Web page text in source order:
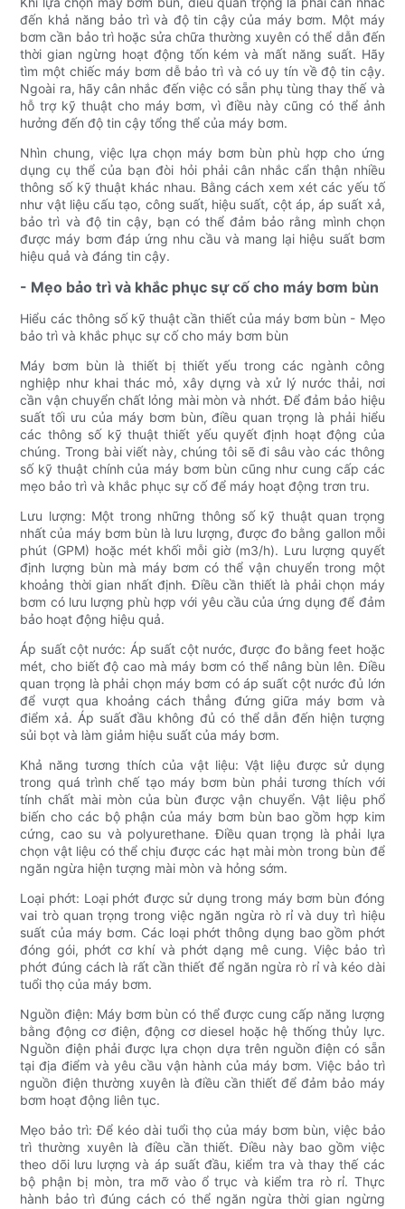
đến khả năng bảo trì và độ tin cậy của máy bơm. Một máy
bơm cần bảo trì hoặc sửa chữa thường xuyên có thể dẫn đến
thời gian ngừng hoạt động tốn kém và mất năng suất. Hãy
tìm một chiếc máy bơm dễ bảo trì và có uy tín về độ tin cậy.
Ngoài ra, hãy cân nhắc đến việc có sẵn phụ tùng thay thế và
hỗ trợ kỹ thuật cho máy bơm, vì điều này cũng có thể ảnh
hưởng đến độ tin cậy tổng thể của máy bơm.
Nhìn chung, việc lựa chọn máy bơm bùn phù hợp cho ứng
dụng cụ thể của bạn đòi hỏi phải cân nhắc cẩn thận nhiều
thông số kỹ thuật khác nhau. Bằng cách xem xét các yếu tố
như vật liệu cấu tạo, công suất, hiệu suất, cột áp, áp suất xả,
bảo trì và độ tin cậy, bạn có thể đảm bảo rằng mình chọn
được máy bơm đáp ứng nhu cầu và mang lại hiệu suất bơm
hiệu quả và đáng tin cậy.
- Mẹo bảo trì và khắc phục sự cố cho máy bơm bùn
Hiểu các thông số kỹ thuật cần thiết của máy bơm bùn - Mẹo
bảo trì và khắc phục sự cố cho máy bơm bùn
Máy bơm bùn là thiết bị thiết yếu trong các ngành công
nghiệp như khai thác mỏ, xây dựng và xử lý nước thải, nơi
cần vận chuyển chất lỏng mài mòn và nhớt. Để đảm bảo hiệu
suất tối ưu của máy bơm bùn, điều quan trọng là phải hiểu
các thông số kỹ thuật thiết yếu quyết định hoạt động của
chúng. Trong bài viết này, chúng tôi sẽ đi sâu vào các thông
số kỹ thuật chính của máy bơm bùn cũng như cung cấp các
mẹo bảo trì và khắc phục sự cố để máy hoạt động trơn tru.
Lưu lượng: Một trong những thông số kỹ thuật quan trọng
nhất của máy bơm bùn là lưu lượng, được đo bằng gallon mỗi
phút (GPM) hoặc mét khối mỗi giờ (m3/h). Lưu lượng quyết
định lượng bùn mà máy bơm có thể vận chuyển trong một
khoảng thời gian nhất định. Điều cần thiết là phải chọn máy
bơm có lưu lượng phù hợp với yêu cầu của ứng dụng để đảm
bảo hoạt động hiệu quả.
Áp suất cột nước: Áp suất cột nước, được đo bằng feet hoặc
mét, cho biết độ cao mà máy bơm có thể nâng bùn lên. Điều
quan trọng là phải chọn máy bơm có áp suất cột nước đủ lớn
để vượt qua khoảng cách thẳng đứng giữa máy bơm và
điểm xả. Áp suất đầu không đủ có thể dẫn đến hiện tượng
sủi bọt và làm giảm hiệu suất của máy bơm.
Khả năng tương thích của vật liệu: Vật liệu được sử dụng
trong quá trình chế tạo máy bơm bùn phải tương thích với
tính chất mài mòn của bùn được vận chuyển. Vật liệu phổ
biến cho các bộ phận của máy bơm bùn bao gồm hợp kim
cứng, cao su và polyurethane. Điều quan trọng là phải lựa
chọn vật liệu có thể chịu được các hạt mài mòn trong bùn để
ngăn ngừa hiện tượng mài mòn và hỏng sớm.
Loại phớt: Loại phớt được sử dụng trong máy bơm bùn đóng
vai trò quan trọng trong việc ngăn ngừa rò rỉ và duy trì hiệu
suất của máy bơm. Các loại phớt thông dụng bao gồm phớt
đóng gói, phớt cơ khí và phớt dạng mê cung. Việc bảo trì
phớt đúng cách là rất cần thiết để ngăn ngừa rò rỉ và kéo dài
tuổi thọ của máy bơm.
Nguồn điện: Máy bơm bùn có thể được cung cấp năng lượng
bằng động cơ điện, động cơ diesel hoặc hệ thống thủy lực.
Nguồn điện phải được lựa chọn dựa trên nguồn điện có sẵn
tại địa điểm và yêu cầu vận hành của máy bơm. Việc bảo trì
nguồn điện thường xuyên là điều cần thiết để đảm bảo máy
bơm hoạt động liên tục.
Mẹo bảo trì: Để kéo dài tuổi thọ của máy bơm bùn, việc bảo
trì thường xuyên là điều cần thiết. Điều này bao gồm việc
theo dõi lưu lượng và áp suất đầu, kiểm tra và thay thế các
bộ phận bị mòn, tra mỡ vào ổ trục và kiểm tra rò rỉ. Thực
hành bảo trì đúng cách có thể ngăn ngừa thời gian ngừng